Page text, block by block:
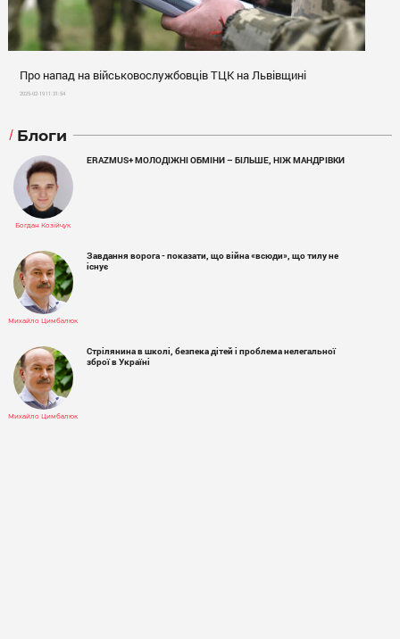
Про напад на військовослужбовців ТЦК на Львівщині
2025-02-19 11:31:54
Блоги
Богдан Козійчук
ERAZMUS+ МОЛОДІЖНІ ОБМІНИ – БІЛЬШЕ, НІЖ МАНДРІВКИ
Михайло Цимбалюк
Завдання ворога - показати, що війна «всюди», що тилу не
існує
Михайло Цимбалюк
Стрілянина в школі, безпека дітей і проблема нелегальної
зброї в Україні